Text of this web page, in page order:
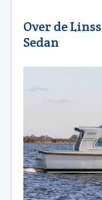
Over de
Sedan